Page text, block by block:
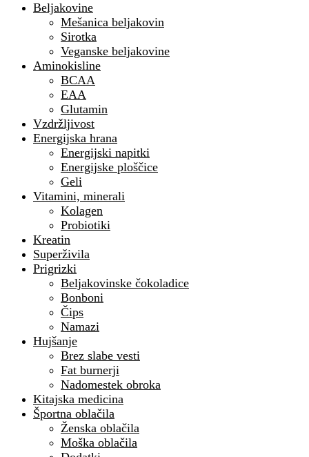
Beljakovine
Mešanica beljakovin
Sirotka
Veganske beljakovine
Aminokisline
BCAA
EAA
Glutamin
Vzdržljivost
Energijska hrana
Energijski napitki
Energijske ploščice
Geli
Vitamini, minerali
Kolagen
Probiotiki
Kreatin
Superživila
Prigrizki
Beljakovinske čokoladice
Bonboni
Čips
Namazi
Hujšanje
Brez slabe vesti
Fat burnerji
Nadomestek obroka
Kitajska medicina
Športna oblačila
Ženska oblačila
Moška oblačila